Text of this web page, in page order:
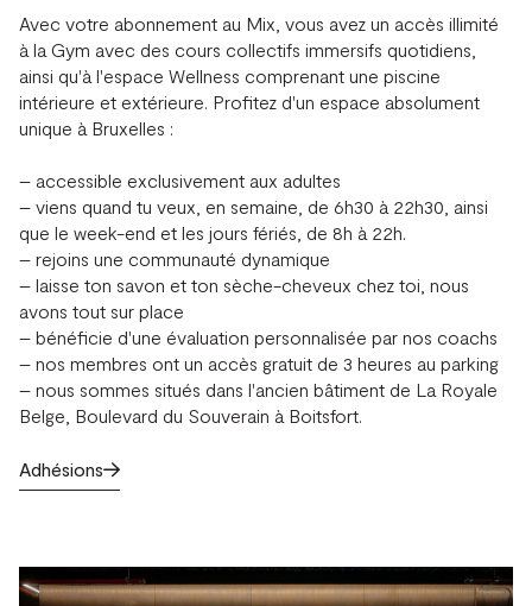
Avec votre abonnement au Mix, vous avez un accès illimité
à la Gym avec des cours collectifs immersifs quotidiens,
ainsi qu'à l'espace Wellness comprenant une piscine
intérieure et extérieure. Profitez d'un espace absolument
unique à Bruxelles :
– accessible exclusivement aux adultes
– viens quand tu veux, en semaine, de 6h30 à 22h30, ainsi
que le week-end et les jours fériés, de 8h à 22h.
– rejoins une communauté dynamique
– laisse ton savon et ton sèche-cheveux chez toi, nous
avons tout sur place
– bénéficie d'une évaluation personnalisée par nos coachs
– nos membres ont un accès gratuit de 3 heures au parking
– nous sommes situés dans l'ancien bâtiment de La Royale
Belge, Boulevard du Souverain à Boitsfort.
Adhésions